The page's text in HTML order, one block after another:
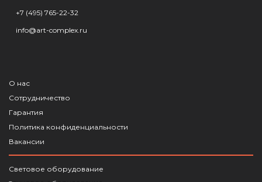
+7 (495) 765-22-32
info@art-complex.ru
О нас
Сотрудничество
Гарантия
Политика конфиденциальности
Вакансии
Световое оборудование